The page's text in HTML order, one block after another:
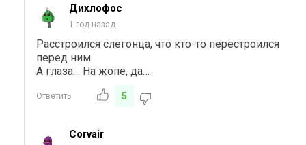
Дихлофос
1 год назад
Расстроился слегонца, что кто-то перестроился
перед ним.
А глаза… На жопе, да…
Ответить 5
Corvair